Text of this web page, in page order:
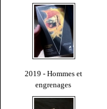
2019 - Hommes et
engrenages